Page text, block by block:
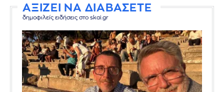
ΑΞΙΖΕΙ ΝΑ ΔΙΑΒΑΣΕΤΕ
δημοφιλείς ειδήσεις στο skai.gr